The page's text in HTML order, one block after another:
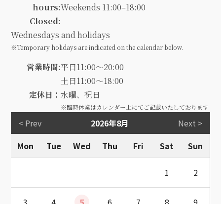
hours:Weekends 11:00–18:00
Closed:
Wednesdays and holidays
※Temporary holidays are indicated on the calendar below.
営業時間:平日11:00～20:00
土日11:00～18:00
定休日：水曜、祝日
※臨時休業はカレンダー上にてご記載いたしております
< Prev 2026年8月
Next >
Mon
Tue Wed Thu Fri Sat Sun
1 2